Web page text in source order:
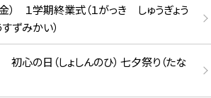
） １学期終業式（１がっき しゅうぎょう
ずみかい）
初心の日（しょしんのひ） 七夕祭り（たな